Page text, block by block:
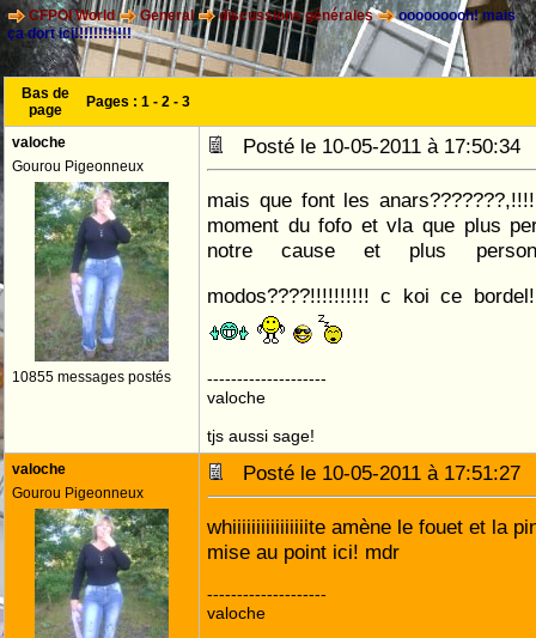
CFPOI World General discussions générales
ooooooooh! mais
ça dort ici!!!!!!!!!!!!
Bas de
page
Pages : 1 - 2 - 3
valoche
Gourou Pigeonneux
10855 messages postés
Posté le 10-05-2011 à
mais que font les
moment du fofo et vla que plus
notre cause et plus
modos????!!!!!!!!!! c koi ce
--------------------
valoche
tjs aussi sage!
valoche
Gourou Pigeonneux
Posté le 10-05-2011 à
whiiiiiiiiiiiiiiiite amène le fouet et la
mise au point ici! mdr
--------------------
valoche